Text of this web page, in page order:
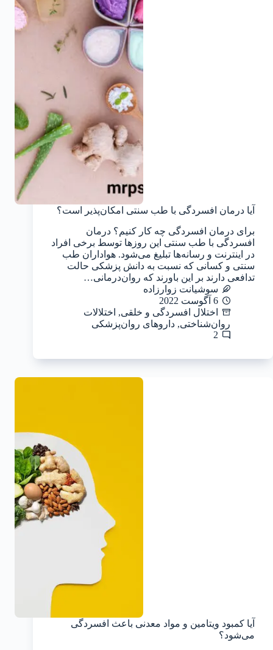
آیا درمان افسردگی با طب سنتی امکان‌پذیر است؟
برای درمان افسردگی چه کار کنیم؟ درمان
افسردگی با طب سنتی این روزها توسط برخی افراد
در اینترنت و رسانه‌ها تبلیغ می‌شود. هواداران طب
سنتی و کسانی که نسبت به دانش پزشکی حالت
تدافعی دارند بر این باورند که روان‌درمانی…
سوشیانت زوارزاده
6 آگوست 2022
اختلال افسردگی و خلقی, اختلالات
روان‌شناختی, داروهای روان‌پزشکی
2
آیا کمبود ویتامین و مواد معدنی باعث افسردگی
می‌شود؟